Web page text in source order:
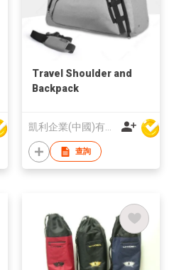
Travel Shoulder and
Backpack
凱利企業(中國)有限公司
查詢